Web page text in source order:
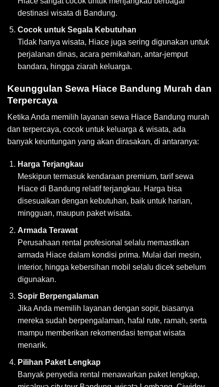
destinasi wisata di Bandung.
Cocok untuk Segala Kebutuhan
Tidak hanya wisata, Hiace juga sering digunakan untuk
perjalanan dinas, acara pernikahan, antar-jemput
bandara, hingga ziarah keluarga.
Keunggulan Sewa Hiace Bandung Murah dan
Terpercaya
Ketika Anda memilih layanan sewa Hiace Bandung murah
dan terpercaya, cocok untuk keluarga & wisata, ada
banyak keuntungan yang akan dirasakan, di antaranya:
Harga Terjangkau
Meskipun termasuk kendaraan premium, tarif sewa
Hiace di Bandung relatif terjangkau. Harga bisa
disesuaikan dengan kebutuhan, baik untuk harian,
mingguan, maupun paket wisata.
Armada Terawat
Perusahaan rental profesional selalu memastikan
armada Hiace dalam kondisi prima. Mulai dari mesin,
interior, hingga kebersihan mobil selalu dicek sebelum
digunakan.
Sopir Berpengalaman
Jika Anda memilih layanan dengan sopir, biasanya
mereka sudah berpengalaman, hafal rute, ramah, serta
mampu memberikan rekomendasi tempat wisata
menarik.
Pilihan Paket Lengkap
Banyak penyedia rental menawarkan paket lengkap,